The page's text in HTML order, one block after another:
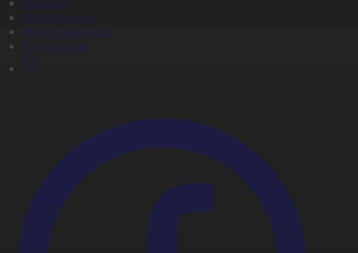
Телехикаялар
Мультсериалдар
Видеоархив